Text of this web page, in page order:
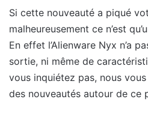
Si cette nouveauté a piqué
malheureusement ce n’est
En effet l’Alienware Nyx n’a
sortie, ni même de
vous inquiétez pas, nous
des nouveautés autour de ce